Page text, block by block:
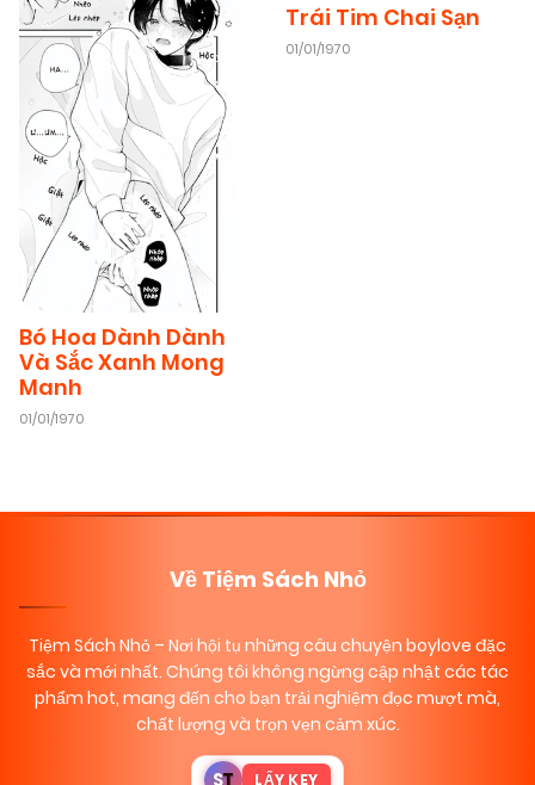
Bó Hoa Dành Dành
Và Sắc Xanh Mong
Manh
01/01/1970
Trái Tim Chai Sạn
01/01/1970
Về Tiệm Sách Nhỏ
Tiệm Sách Nhỏ – Nơi hội tụ những câu chuyện boylove đặc
sắc và mới nhất. Chúng tôi không ngừng cập nhật các tác
phẩm hot, mang đến cho bạn trải nghiệm đọc mượt mà,
chất lượng và trọn vẹn cảm xúc.
ST LẤY KEY